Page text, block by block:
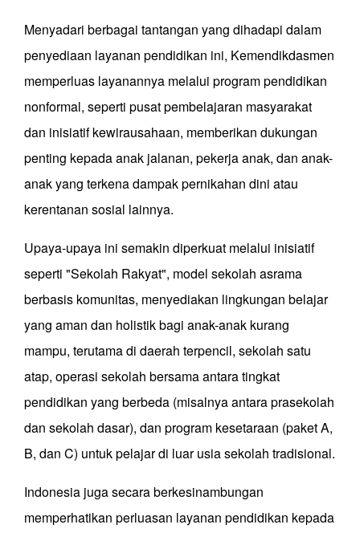
Menyadari berbagai tantangan yang dihadapi dalam
penyediaan layanan pendidikan ini, Kemendikdasmen
memperluas layanannya melalui program pendidikan
nonformal, seperti pusat pembelajaran masyarakat
dan inisiatif kewirausahaan, memberikan dukungan
penting kepada anak jalanan, pekerja anak, dan anak-
anak yang terkena dampak pernikahan dini atau
kerentanan sosial lainnya.
Upaya-upaya ini semakin diperkuat melalui inisiatif
seperti "Sekolah Rakyat", model sekolah asrama
berbasis komunitas, menyediakan lingkungan belajar
yang aman dan holistik bagi anak-anak kurang
mampu, terutama di daerah terpencil, sekolah satu
atap, operasi sekolah bersama antara tingkat
pendidikan yang berbeda (misalnya antara prasekolah
dan sekolah dasar), dan program kesetaraan (paket A,
B, dan C) untuk pelajar di luar usia sekolah tradisional.
Indonesia juga secara berkesinambungan
memperhatikan perluasan layanan pendidikan kepada